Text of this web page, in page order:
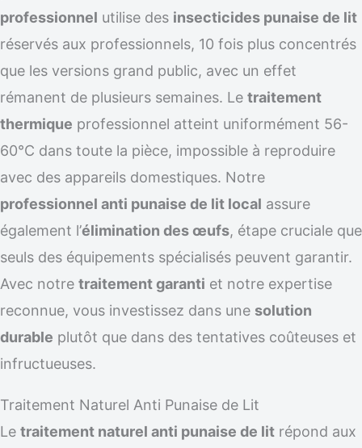
professionnel utilise des insecticides punaise de lit
réservés aux professionnels, 10 fois plus concentrés
que les versions grand public, avec un effet
rémanent de plusieurs semaines. Le traitement
thermique professionnel atteint uniformément 56-
60°C dans toute la pièce, impossible à reproduire
avec des appareils domestiques. Notre
professionnel anti punaise de lit local assure
également l’élimination des œufs, étape cruciale que
seuls des équipements spécialisés peuvent garantir.
Avec notre traitement garanti et notre expertise
reconnue, vous investissez dans une solution
durable plutôt que dans des tentatives coûteuses et
infructueuses.
Traitement Naturel Anti Punaise de Lit
Le traitement naturel anti punaise de lit répond aux